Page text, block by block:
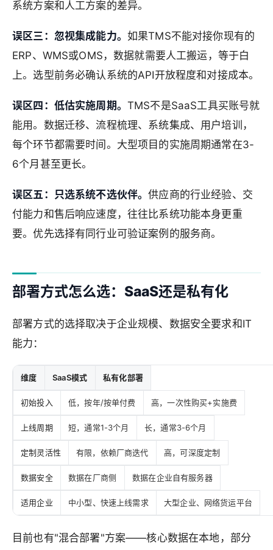
系统方案和人工方案的差异。
误区三：忽视集成能力。 如果TMS不能对接你现有的
ERP、WMS或OMS，数据就需要人工搬运，等于白
上。选型前务必确认系统的API开放程度和对接成本。
误区四：低估实施周期。 TMS不是SaaS工具买账号就
能用。数据迁移、流程梳理、系统集成、用户培训，
每个环节都需要时间。大型项目的实施周期通常在3-
6个月甚至更长。
误区五：只选系统不选伙伴。供应商的行业经验、交
付能力和售后响应速度，往往比系统功能本身更重
要。优先选择有同行业可验证案例的服务商。
部署方式怎么选：SaaS还是私有化
部署方式的选择取决于企业规模、数据安全要求和IT
能力：
维度 SaaS模式 私有化部署
初始投入 低，按年/按单付费 高，一次性购买+实施费
上线周期 短，通常1-3个月 长，通常3-6个月
定制灵活性 有限，依赖厂商迭代 高，可深度定制
数据安全 数据在厂商侧 数据在企业自有服务器
适用企业 中小型、快速上线需求 大型企业、网络货运平台
目前也有"混合部署"方案——核心数据在本地，部分